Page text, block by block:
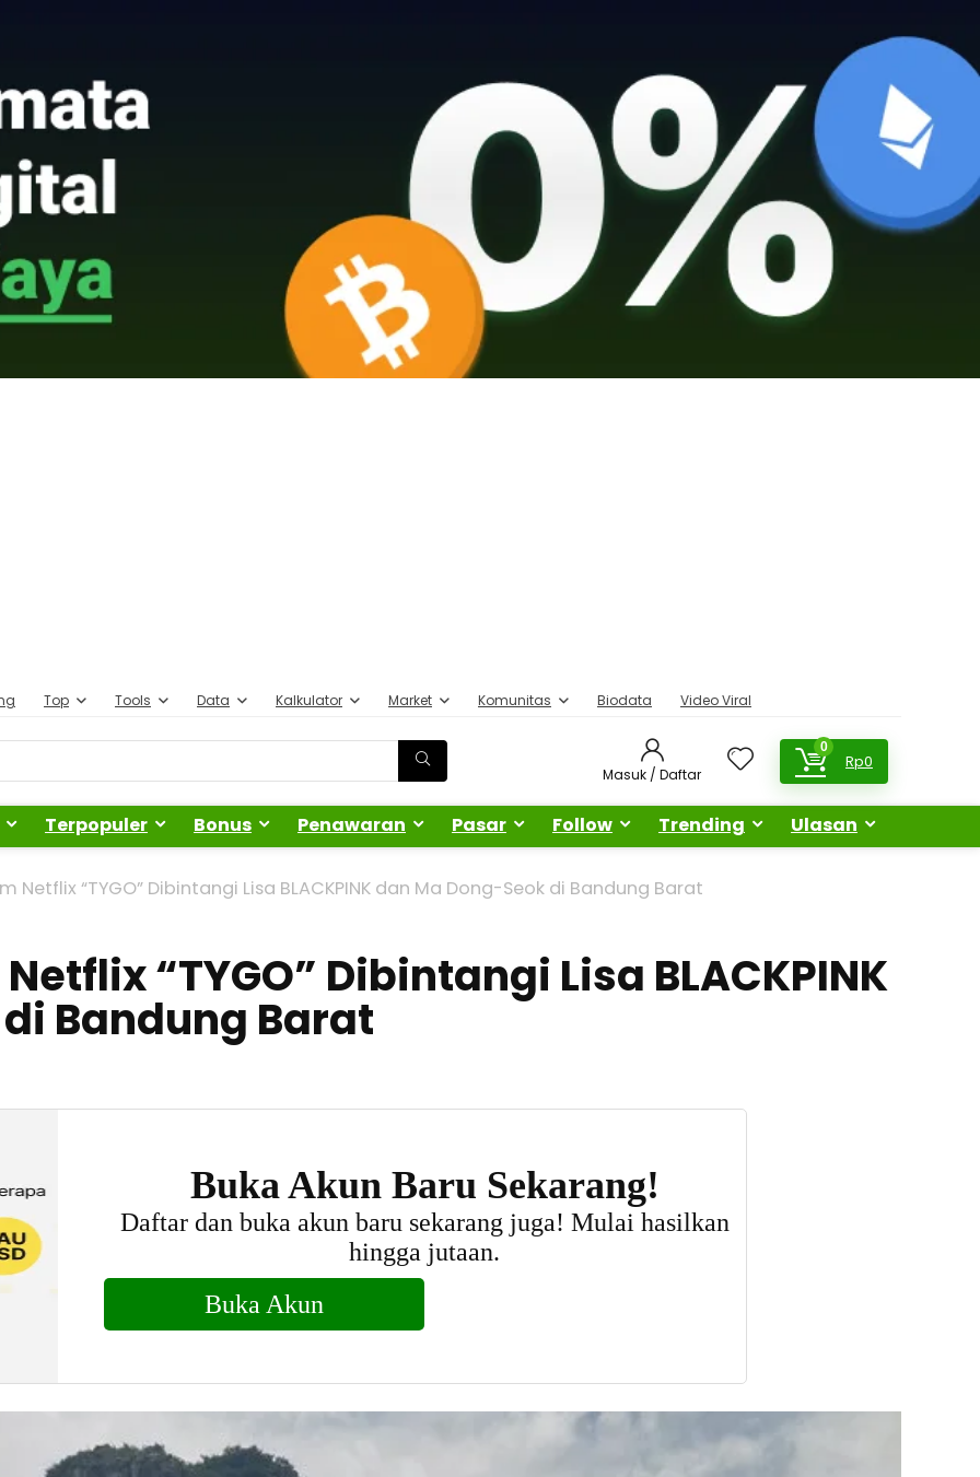
Top Tools Data Kalkulator Market Komunitas Biodata Video Viral
Masuk / Daftar
0
Rp0
Terpopuler Bonus Penawaran Pasar Follow Trending Ulasan
Netflix “TYGO” Dibintangi Lisa BLACKPINK dan Ma Dong-Seok di Bandung Barat
“TYGO” Dibintangi Lisa BLACKPINK
Bandung Barat